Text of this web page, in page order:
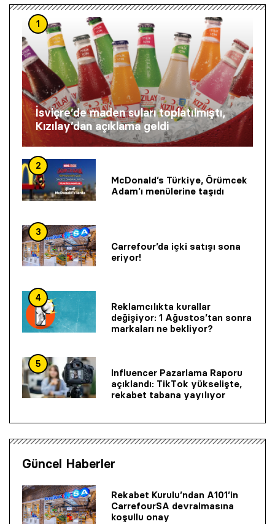
1
İsviçre’de maden suları toplatılmıştı,
Kızılay’dan açıklama geldi
2
McDonald’s Türkiye, Örümcek
Adam’ı menülerine taşıdı
3
Carrefour’da içki satışı sona
eriyor!
4
Reklamcılıkta kurallar
değişiyor: 1 Ağustos’tan sonra
markaları ne bekliyor?
5
Influencer Pazarlama Raporu
açıklandı: TikTok yükselişte,
rekabet tabana yayılıyor
Güncel Haberler
Rekabet Kurulu’ndan A101’in
CarrefourSA devralmasına
koşullu onay